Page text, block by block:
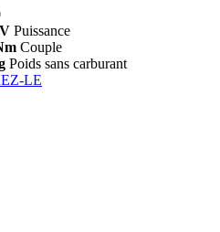
Puissance
Couple
Poids sans carburant
LE